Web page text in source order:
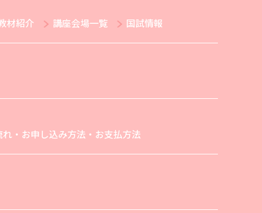
材紹介 講座会場一覧 国試情報
れ・お申し込み方法・お支払方法